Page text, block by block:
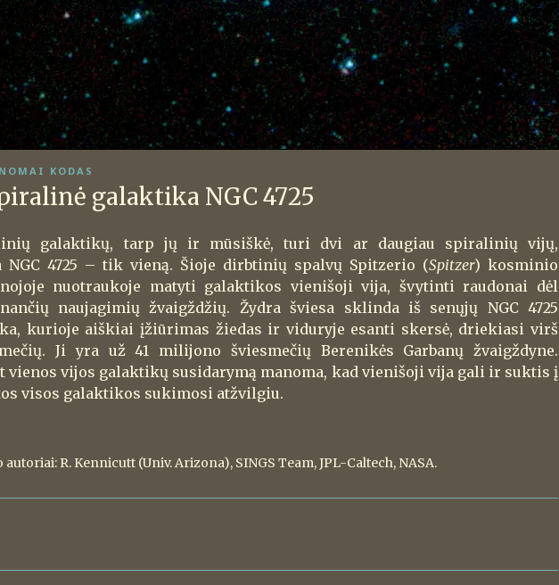
KODAS
galaktika NGC 4725
galaktikų, tarp jų ir mūsiškė, turi dvi ar daugiau spiralinių vijų,
4725 – tik vieną. Šioje dirbtinių spalvų Spitzerio (Spitzer) kosminio
nuotraukoje matyti galaktikos vienišoji vija, švytinti raudonai dėl
naujagimių žvaigždžių. Žydra šviesa sklinda iš senųjų NGC 4725
kurioje aiškiai įžiūrimas žiedas ir viduryje esanti skersė, driekiasi virš
Ji yra už 41 milijono šviesmečių Berenikės Garbanų žvaigždyne.
vijos galaktikų susidarymą manoma, kad vienišoji vija gali ir suktis į
visos galaktikos sukimosi atžvilgiu.
autoriai: R. Kennicutt (Univ. Arizona), SINGS Team, JPL-Caltech, NASA.